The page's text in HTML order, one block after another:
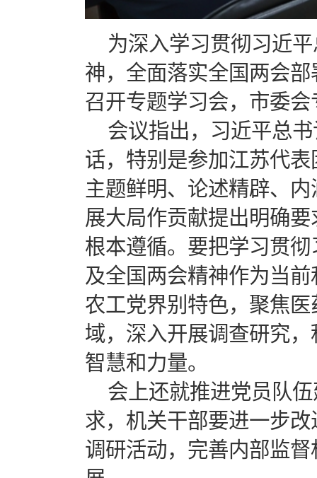
为深入学习贯彻习近
神，全面落实全国两会
召开专题学习会，市委
会议指出，习近平总
话，特别是参加江苏代
主题鲜明、论述精辟、
展大局作贡献提出明确
根本遵循。要把学习贯
及全国两会精神作为当
农工党界别特色，聚焦
域，深入开展调查研究
智慧和力量。
会上还就推进党员队
求，机关干部要进一步
调研活动，完善内部监